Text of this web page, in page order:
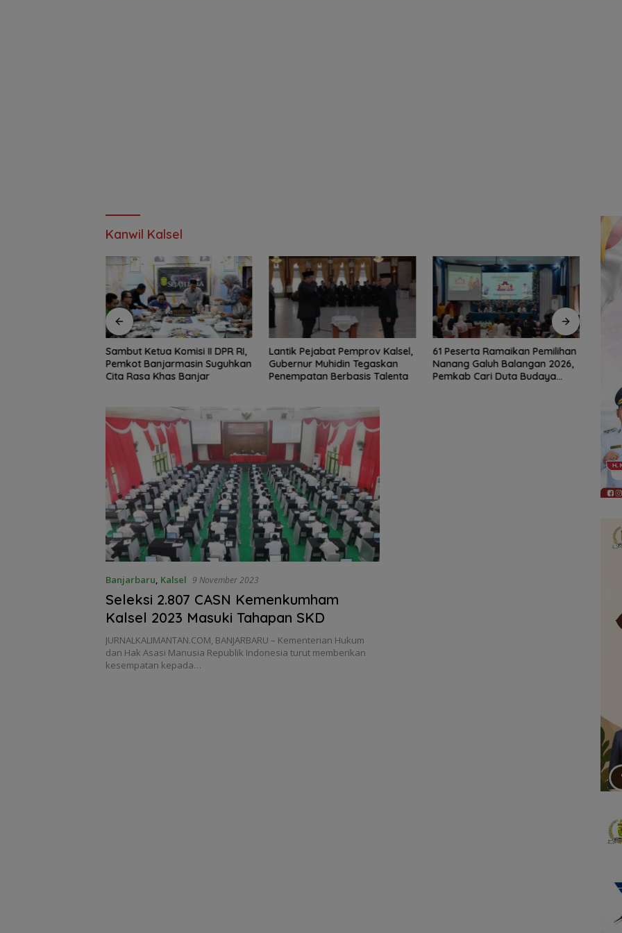
Kanwil Kalsel
Lantik Pejabat Pemprov Kalsel,
Gubernur Muhidin Tegaskan
Penempatan Berbasis Talenta
61 Peserta Ramaikan Pemilihan
Nanang Galuh Balangan 2026,
Pemkab Cari Duta Budaya
Marc Klok: Timnas Siap
Berjuang Habis-habisan Demi
Lolos ke Semifinal
Banjarbaru Kalsel 9 November 2023
Seleksi 2.807 CASN Kemenkumham
Kalsel 2023 Masuki Tahapan SKD
JURNALKALIMANTAN.COM, BANJARBARU – Kementerian Hukum
dan Hak Asasi Manusia Republik Indonesia turut memberikan
kesempatan kepada…